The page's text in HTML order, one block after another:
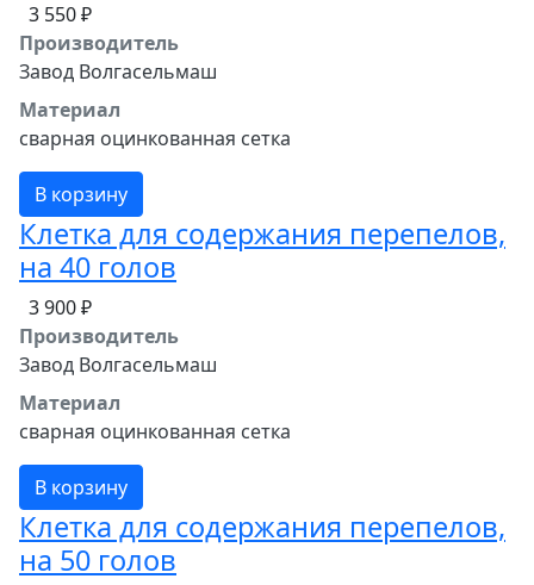
3 550 ₽
Производитель
Завод Волгасельмаш
Материал
сварная оцинкованная сетка
В корзину
Клетка для содержания перепелов,
на 40 голов
3 900 ₽
Производитель
Завод Волгасельмаш
Материал
сварная оцинкованная сетка
В корзину
Клетка для содержания перепелов,
на 50 голов